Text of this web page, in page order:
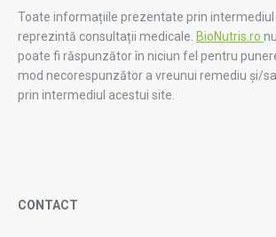
Toate informațiile prezentate prin intermediul
reprezintă consultații medicale. BioNutris.ro
poate fi răspunzător în niciun fel pentru
mod necorespunzător a vreunui remediu și/
prin intermediul acestui site.
CONTACT